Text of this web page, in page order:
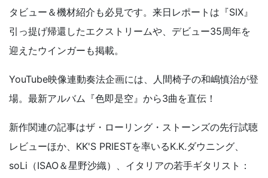
タビュー＆機材紹介も必見です。来日レポートは『SIX』
引っ提げ帰還したエクストリームや、デビュー35周年を
迎えたウインガーも掲載。
YouTube映像連動奏法企画には、人間椅子の和嶋慎治が登
場。最新アルバム『色即是空』から3曲を直伝！
新作関連の記事はザ・ローリング・ストーンズの先行試聴
レビューほか、KK'S PRIESTを率いるK.K.ダウニング、
soLi（ISAO＆星野沙織）、イタリアの若手ギタリスト：